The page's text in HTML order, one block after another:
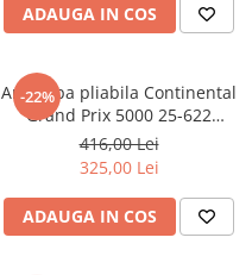
ADAUGA IN COS
-22%
Anvelopa pliabila Continental
Grand Prix 5000 25-622
negru/cream
416,00 Lei
325,00 Lei
ADAUGA IN COS